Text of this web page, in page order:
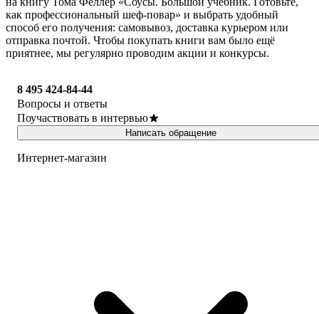
как профессиональный шеф-повар» и выбрать удобный
способ его получения: самовывоз, доставка курьером или
отправка почтой. Чтобы покупать книги вам было ещё
приятнее, мы регулярно проводим акции и конкурсы.
8 495 424-84-44
Вопросы и ответы
Поучаствовать в интервью
Написать обращение
Интернет-магазин